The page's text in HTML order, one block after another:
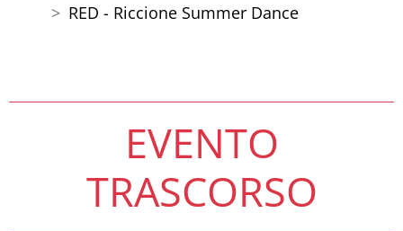
RED - Riccione Summer Dance
EVENTO
TRASCORSO